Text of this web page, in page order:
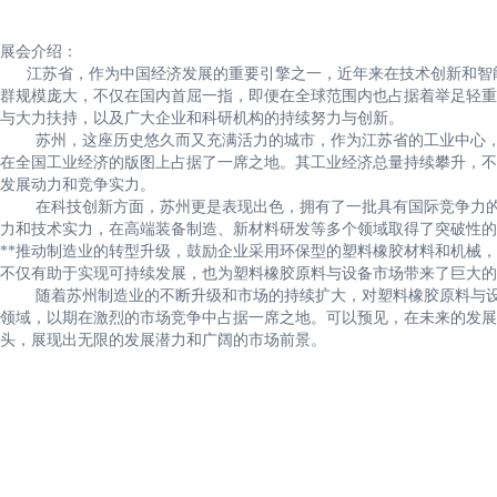
展会介绍：
江苏省，作为中国经济发展的重要引擎之一，近年来在技术创新和智
群规模庞大，不仅在国内首屈一指，即便在全球范围内也占据着举足轻
与大力扶持，以及广大企业和科研机构的持续努力与创新。
苏州，这座历史悠久而又充满活力的城市，作为江苏省的工业中心
在全国工业经济的版图上占据了一席之地。其工业经济总量持续攀升，
发展动力和竞争实力。
在科技创新方面，苏州更是表现出色，拥有了一批具有国际竞争力
力和技术实力，在高端装备制造、新材料研发等多个领域取得了突破性
**推动制造业的转型升级，鼓励企业采用环保型的塑料橡胶材料和机械
不仅有助于实现可持续发展，也为塑料橡胶原料与设备市场带来了巨大
随着苏州制造业的不断升级和市场的持续扩大，对塑料橡胶原料与
领域，以期在激烈的市场竞争中占据一席之地。可以预见，在未来的发
头，展现出无限的发展潜力和广阔的市场前景。